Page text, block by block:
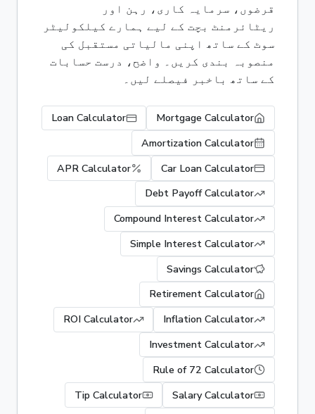
قرضوں، سرمایہ کاری، رہن اور
ریٹائرمنٹ بچت کے لیے ہمارے کیلکولیٹر
سوٹ کے ساتھ اپنی مالیاتی مستقبل کی
منصوبہ بندی کریں۔ واضح، درست حسابات
کے ساتھ باخبر فیصلے لیں۔
Mortgage Calculator
Loan Calculator
Amortization Calculator
Car Loan Calculator
APR Calculator
Debt Payoff Calculator
Compound Interest Calculator
Simple Interest Calculator
Savings Calculator
Retirement Calculator
Inflation Calculator
ROI Calculator
Investment Calculator
Rule of 72 Calculator
Salary Calculator
Tip Calculator